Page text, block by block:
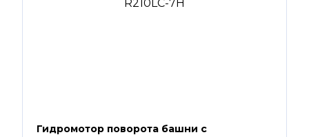
Гидромотор поворота башни с